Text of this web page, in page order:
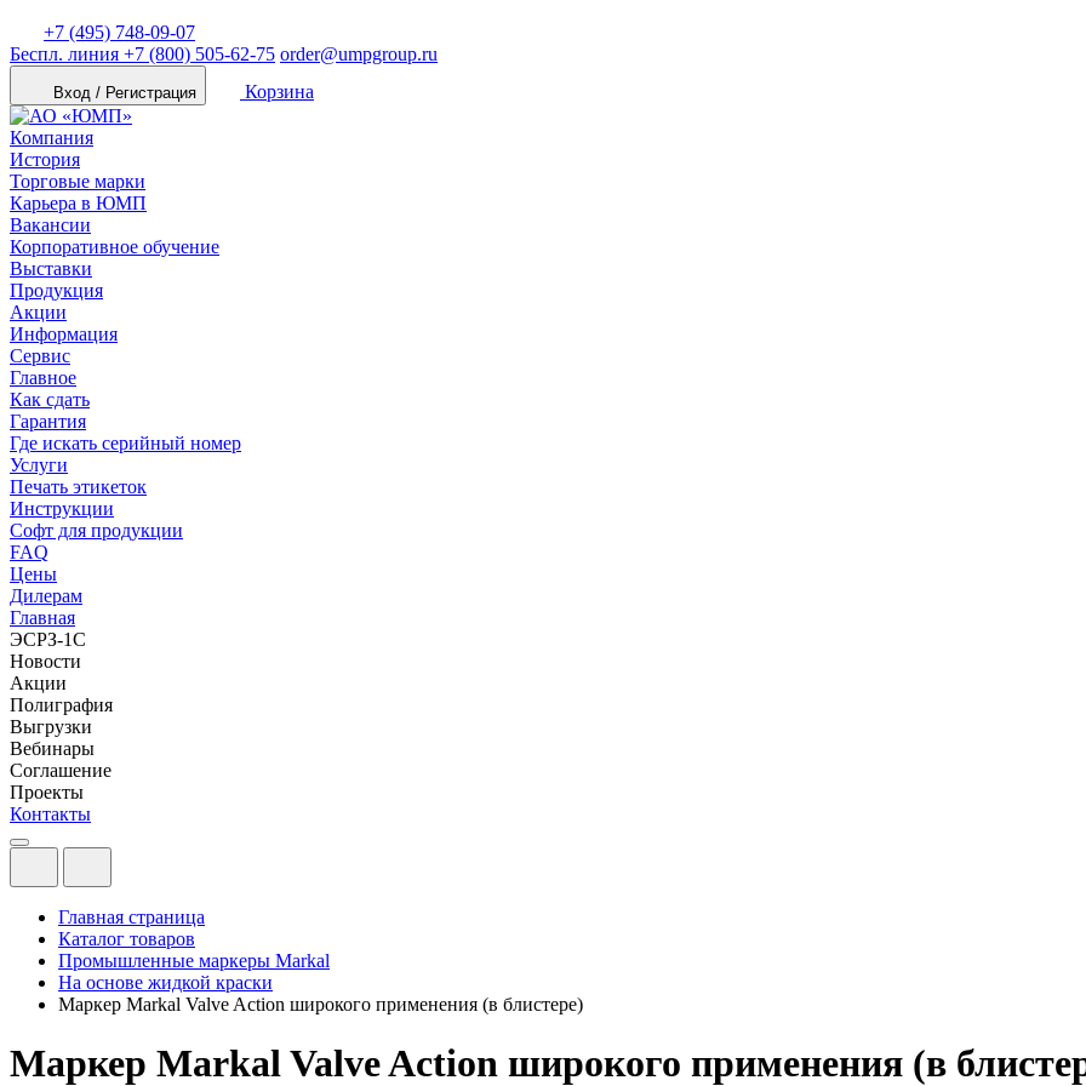
+7 (495) 748-09-07
Беспл. линия +7 (800) 505-62-75 order@umpgroup.ru
Вход / Регистрация Корзина
Компания
История
Торговые марки
Карьера в ЮМП
Вакансии
Корпоративное обучение
Выставки
Продукция
Акции
Информация
Сервис
Главное
Как сдать
Гарантия
Где искать серийный номер
Услуги
Печать этикеток
Инструкции
Софт для продукции
FAQ
Цены
Дилерам
Главная
ЭСРЗ-1С
Новости
Акции
Полиграфия
Выгрузки
Вебинары
Соглашение
Проекты
Контакты
Главная страница
Каталог товаров
Промышленные маркеры Markal
На основе жидкой краски
Маркер Markal Valve Action широкого применения (в блистере)
Маркер Markal Valve Action широкого применения (в